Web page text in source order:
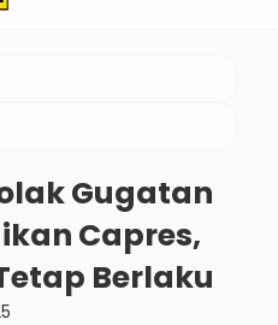
Gugatan
Capres,
Berlaku